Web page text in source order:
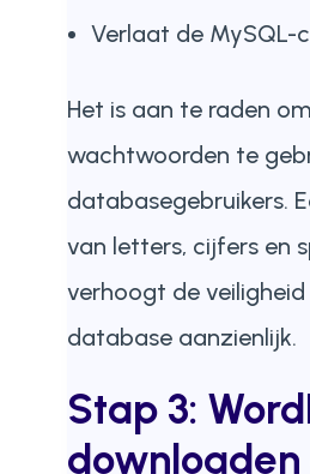
Verlaat de MySQL-
Het is aan te raden
wachtwoorden te
databasegebruikers.
van letters, cijfers en
verhoogt de veiligheid
database aanzienlijk.
Stap 3:
downloaden